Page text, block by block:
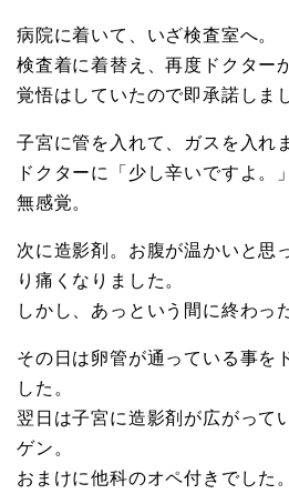
病院に着いて、いざ検査室へ。
検査着に着替え、再度ドクター
覚悟はしていたので即承諾しま
子宮に管を入れて、ガスを入れ
ドクターに「少し辛いですよ。
無感覚。
次に造影剤。お腹が温かいと思
り痛くなりました。
しかし、あっという間に終わっ
その日は卵管が通っている事を
した。
翌日は子宮に造影剤が広がって
ゲン。
おまけに他科のオペ付きでした。